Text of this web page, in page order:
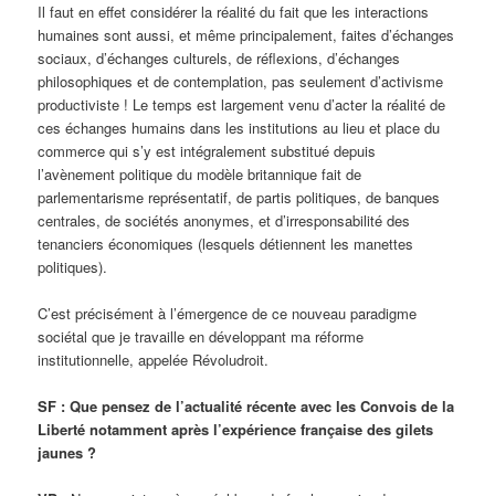
Il faut en effet considérer la réalité du fait que les interactions
humaines sont aussi, et même principalement, faites d’échanges
sociaux, d’échanges culturels, de réflexions, d’échanges
philosophiques et de contemplation, pas seulement d’activisme
productiviste ! Le temps est largement venu d’acter la réalité de
ces échanges humains dans les institutions au lieu et place du
commerce qui s’y est intégralement substitué depuis
l’avènement politique du modèle britannique fait de
parlementarisme représentatif, de partis politiques, de banques
centrales, de sociétés anonymes, et d’irresponsabilité des
tenanciers économiques (lesquels détiennent les manettes
politiques).
C’est précisément à l’émergence de ce nouveau paradigme
sociétal que je travaille en développant ma réforme
institutionnelle, appelée Révoludroit.
SF : Que pensez de l’actualité récente avec les Convois de la
Liberté notamment après l’expérience française des gilets
jaunes ?